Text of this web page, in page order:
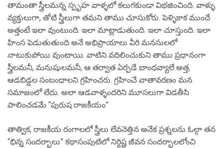
తామంతా స్త్రీలమన్న స్పృహ వాళ్ళలో కలుగకుండా విభజించింది. వాళ్ళు
వ్యక్తులుగా, తోటి స్త్రీలుగా తమని తాము చూసుకోరు. పెళ్ళికాక ముందే
అత్తంటే ఇలా వుంటుంది. ఇలా మాట్లాడుతుంది. ఇలా చూస్తుంది. ఇలా
హింస పెడుతుతుంది అనే అభిప్రాయాలు వీరి మనసులలో
నాటుకుపోయి వుంటాయి. వాటిని వదిలించుకుని తాము ప్రధానంగా
స్త్రీలమనీ, మనుషులమనీ, ఆ తర్వాత ఏర్పడే బాంధవ్యాలే అత్త,
ఆడబిడ్డల సంబంధాలని గ్రహించరు. గ్రహించే వాతావరణం మన
సమాజంలో లేదు. అలా ఆడవాళ్ళందరిని మూసలుగా విడతీసి
పాలించడమే “పురుష రాజకీయం”
తాత్విక, రాజకీయ రంగాలలో స్త్రీలు లేవనెత్తిన అనేక ప్రశ్నలను ఓల్గా తన
“భిన్న సందర్భాలు” కథాసంపుటిలో నిర్దిష్ట జీవన సందర్భాలలోంచి